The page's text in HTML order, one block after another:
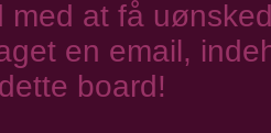
med at få
en email,
board!